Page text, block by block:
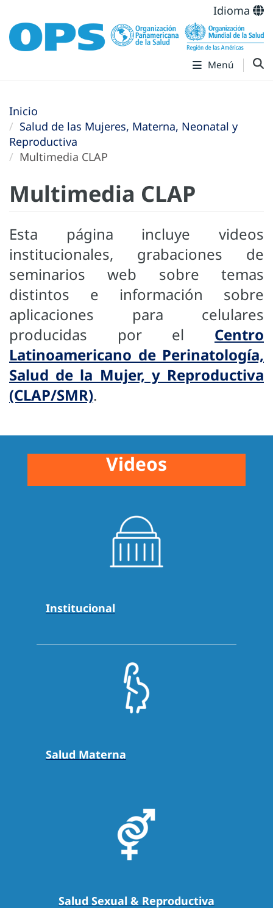
Idioma
Menú
Inicio
Salud de las Mujeres, Materna, Neonatal y
Reproductiva
Multimedia CLAP
Multimedia CLAP
Esta página incluye videos
institucionales, grabaciones de
seminarios web sobre temas
distintos e información sobre
aplicaciones para celulares
producidas por el Centro
Latinoamericano de Perinatología,
Salud de la Mujer, y Reproductiva
(CLAP/SMR).
Videos
Institucional
Salud Materna
Salud Sexual & Reproductiva